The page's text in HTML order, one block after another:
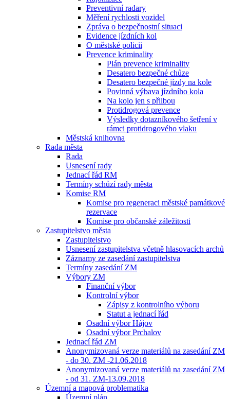
Preventivní radary
Měření rychlosti vozidel
Zpráva o bezpečnostní situaci
Evidence jízdních kol
O městské policii
Prevence kriminality
Plán prevence kriminality
Desatero bezpečné chůze
Desatero bezpečné jízdy na kole
Povinná výbava jízdního kola
Na kolo jen s přilbou
Protidrogová prevence
Výsledky dotazníkového šetření v
rámci protidrogového vlaku
Městská knihovna
Rada města
Rada
Usnesení rady
Jednací řád RM
Termíny schůzí rady města
Komise RM
Komise pro regeneraci městské památkové
rezervace
Komise pro občanské záležitosti
Zastupitelstvo města
Zastupitelstvo
Usnesení zastupitelstva včetně hlasovacích archů
Záznamy ze zasedání zastupitelstva
Termíny zasedání ZM
Výbory ZM
Finanční výbor
Kontrolní výbor
Zápisy z kontrolního výboru
Statut a jednací řád
Osadní výbor Hájov
Osadní výbor Prchalov
Jednací řád ZM
Anonymizovaná verze materiálů na zasedání ZM
- do 30. ZM -21.06.2018
Anonymizovaná verze materiálů na zasedání ZM
- od 31. ZM-13.09.2018
Územní a mapová problematika
Územní plán